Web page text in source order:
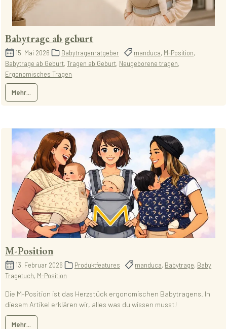
Babytrage ab geburt
15. Mai 2026 Babytragenratgeber manduca, M-Position,
Babytrage ab Geburt,Tragen ab Geburt, Neugeborene tragen,
Ergonomisches Tragen
Mehr...
M-Position
13. Februar 2026 Produktfeatures manduca, Babytrage, Baby
Tragetuch, M-Position
Die M-Position ist das Herzstück ergonomischen Babytragens. In
diesem Artikel erklären wir, alles was du wissen musst!
Mehr...